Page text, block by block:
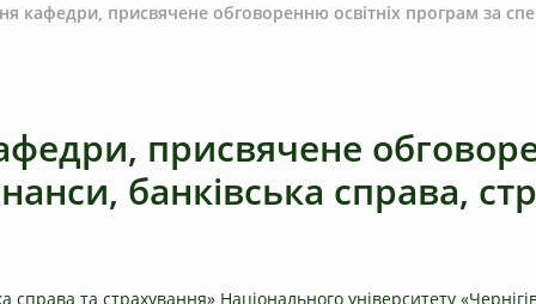
кафедри, присвячене обговоренню освітніх програм за
присвячене
банківська справа,
та страхування» Національного університету